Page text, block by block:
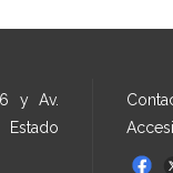
y Av.